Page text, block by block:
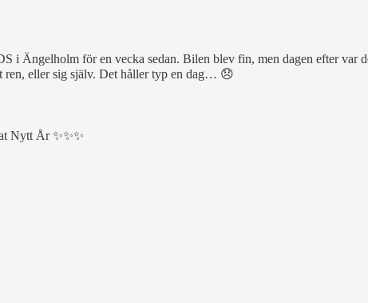
i Ängelholm för en vecka sedan. Bilen blev fin, men dagen efter var
ren, eller sig själv. Det håller typ en dag… 😞
Nytt År ✨✨✨